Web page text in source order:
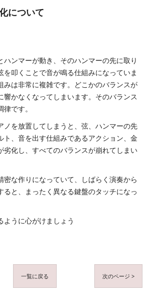
について
ハンマーが動き、そのハンマーの先に取り
を叩くことで音が鳴る仕組みになっていま
みは非常に複雑です。どこかのバランスが
響かなくなってしまいます。そのバランス
です。
ノを放置してしまうと、弦、ハンマーの先
ト、音を出す仕組みであるアクション、金
劣化し、すべてのバランスが崩れてしまい
密な作りになっていて、しばらく演奏から
ると、まったく異なる鍵盤のタッチになっ
ように心がけましょう
一覧に戻る 次のページ >